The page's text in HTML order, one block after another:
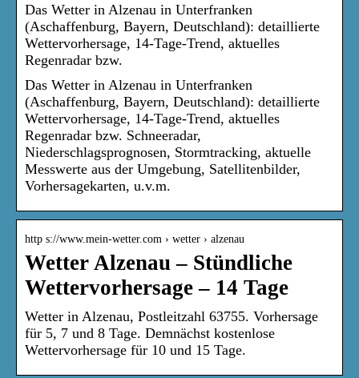
Das Wetter in Alzenau in Unterfranken
(Aschaffenburg, Bayern, Deutschland): detaillierte
Wettervorhersage, 14-Tage-Trend, aktuelles
Regenradar bzw.
Das Wetter in Alzenau in Unterfranken
(Aschaffenburg, Bayern, Deutschland): detaillierte
Wettervorhersage, 14-Tage-Trend, aktuelles
Regenradar bzw. Schneeradar,
Niederschlagsprognosen, Stormtracking, aktuelle
Messwerte aus der Umgebung, Satellitenbilder,
Vorhersagekarten, u.v.m.
http s://www.mein-wetter.com › wetter › alzenau
Wetter Alzenau – Stündliche
Wettervorhersage – 14 Tage
Wetter in Alzenau, Postleitzahl 63755. Vorhersage
für 5, 7 und 8 Tage. Demnächst kostenlose
Wettervorhersage für 10 und 15 Tage.